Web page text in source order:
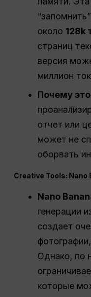
около 128k
страниц
версия
миллион
Почему
отчет или
может не
оборвать
Creative Tools: Nano
Nano
генерации
создает
Однако, по
которые